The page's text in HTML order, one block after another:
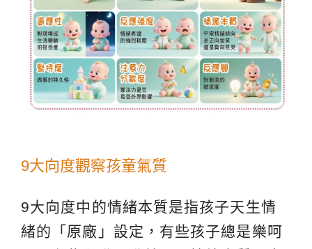
9大向度觀察孩童氣質
9大向度中的情緒本質是指孩子天生情
緒的「原廠」設定，有些孩子總是樂呵